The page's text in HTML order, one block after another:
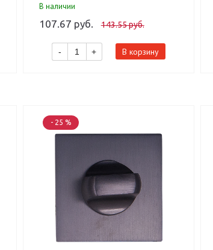
В наличии
107.67 руб. 143.55 руб.
- + В корзину
- 25 %